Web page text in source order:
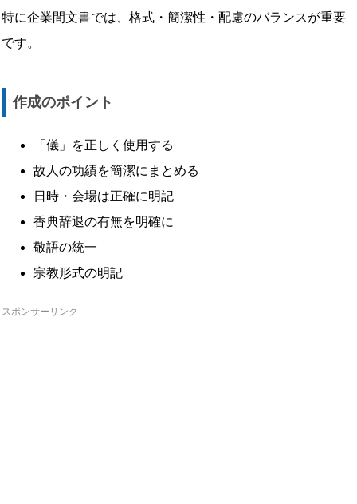
特に企業間文書では、格式・簡潔性・配慮のバランスが重要
です。
作成のポイント
「儀」を正しく使用する
故人の功績を簡潔にまとめる
日時・会場は正確に明記
香典辞退の有無を明確に
敬語の統一
宗教形式の明記
スポンサーリンク